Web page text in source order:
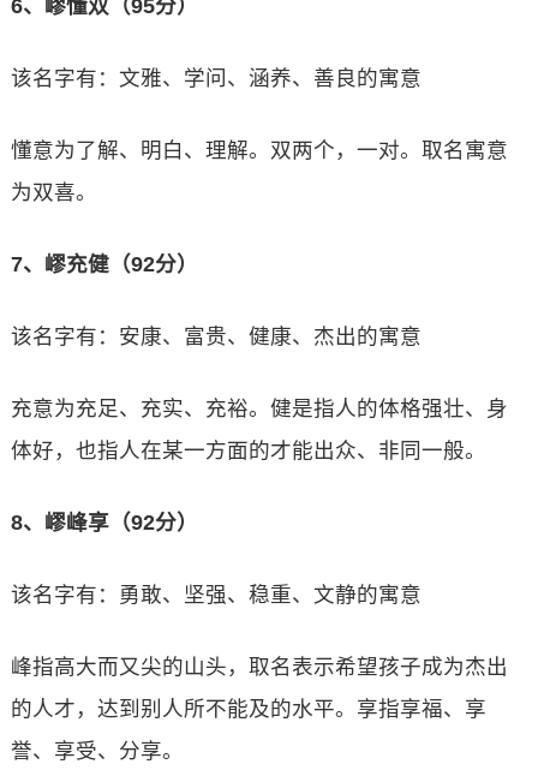
6、嵺懂双（95分）
该名字有：文雅、学问、涵养、善良的寓意
懂意为了解、明白、理解。双两个，一对。取名寓意
为双喜。
7、嵺充健（92分）
该名字有：安康、富贵、健康、杰出的寓意
充意为充足、充实、充裕。健是指人的体格强壮、身
体好，也指人在某一方面的才能出众、非同一般。
8、嵺峰享（92分）
该名字有：勇敢、坚强、稳重、文静的寓意
峰指高大而又尖的山头，取名表示希望孩子成为杰出
的人才，达到别人所不能及的水平。享指享福、享
誉、享受、分享。